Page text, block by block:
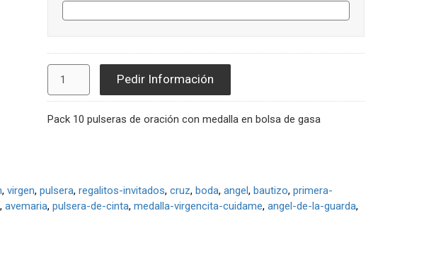
Pedir Información
Pack 10 pulseras de oración con medalla en bolsa de gasa
virgen pulsera regalitos-invitados cruz boda angel bautizo primera-
avemaria pulsera-de-cinta medalla-virgencita-cuidame angel-de-la-guarda